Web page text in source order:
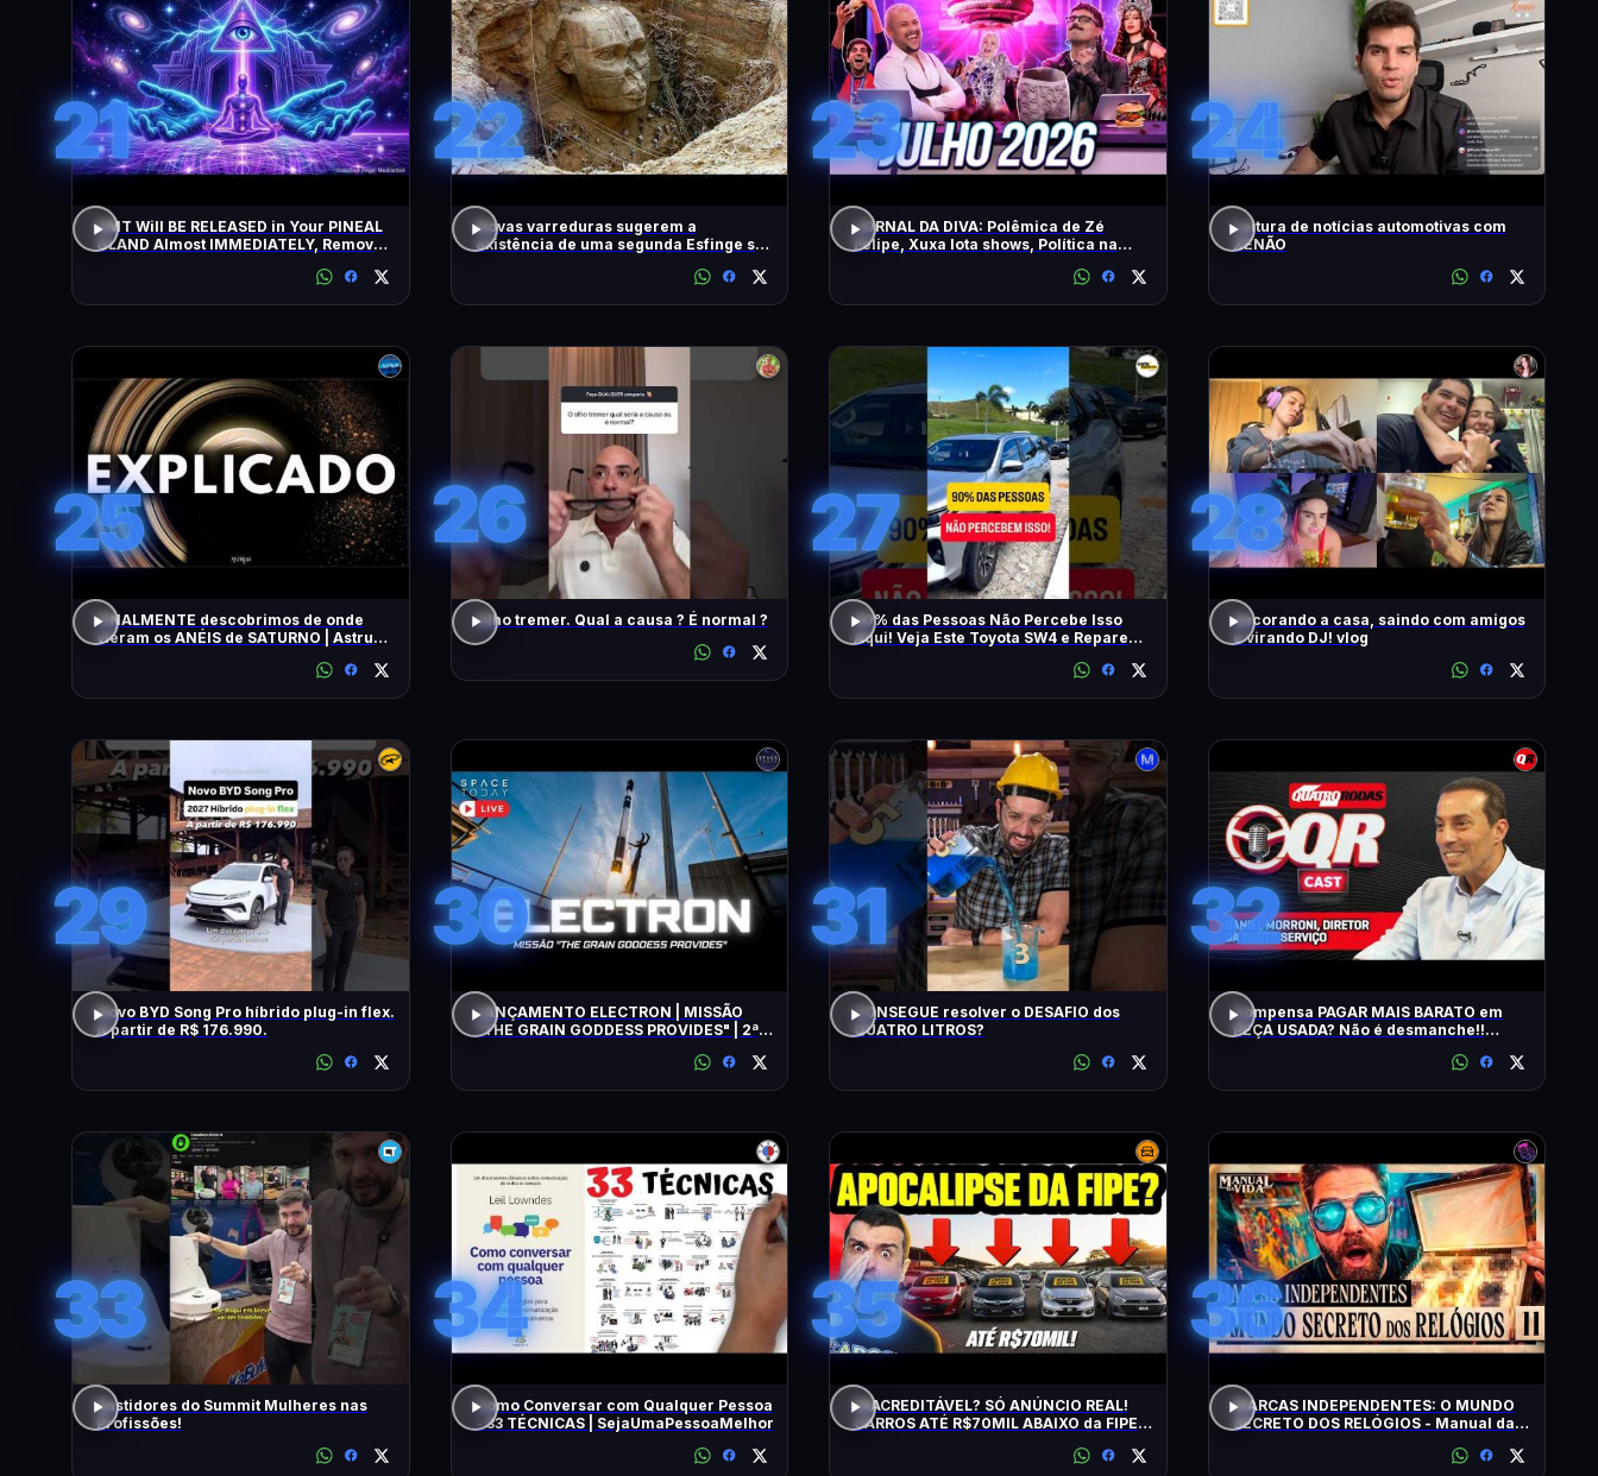
21
DMT Will BE RELEASED in Your PINEAL
GLAND Almost IMMEDIATELY, Remove
22
Novas varreduras sugerem a
existência de uma segunda Esfinge sob
23
JORNAL DA DIVA: Polêmica de Zé
Felipe, Xuxa lota shows, Política na
24
Leitura de notícias automotivas com
XENÃO
25
FINALMENTE descobrimos de onde
vieram os ANÉIS de SATURNO | Astrum
26
Olho tremer. Qual a causa ? É normal ?
27
90% das Pessoas Não Percebe Isso
Aqui! Veja Este Toyota SW4 e Repare
28
decorando a casa, saindo com amigos
e virando DJ! vlog
29
Novo BYD Song Pro híbrido plug-in flex.
A partir de R$ 176.990.
30
LANÇAMENTO ELECTRON | MISSÃO
"THE GRAIN GODDESS PROVIDES" | 2ª
31
CONSEGUE resolver o DESAFIO dos
QUATRO LITROS?
32
Compensa PAGAR MAIS BARATO em
PEÇA USADA? Não é desmanche!!
33
Bastidores do Summit Mulheres nas
Profissões!
34
Como Conversar com Qualquer Pessoa
- 33 TÉCNICAS | SejaUmaPessoaMelhor
35
INACREDITÁVEL? SÓ ANÚNCIO REAL!
CARROS ATÉ R$70MIL ABAIXO da FIPE:
36
MARCAS INDEPENDENTES: O MUNDO
SECRETO DOS RELÓGIOS - Manual da